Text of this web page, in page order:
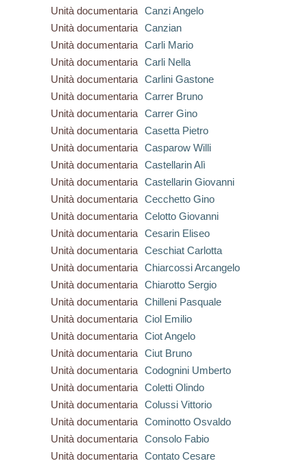
Unità documentaria
Canzi Angelo
Unità documentaria
Canzian
Unità documentaria
Carli Mario
Unità documentaria
Carli Nella
Unità documentaria
Carlini Gastone
Unità documentaria
Carrer Bruno
Unità documentaria
Carrer Gino
Unità documentaria
Casetta Pietro
Unità documentaria
Casparow Willi
Unità documentaria
Castellarin Alì
Unità documentaria
Castellarin Giovanni
Unità documentaria
Cecchetto Gino
Unità documentaria
Celotto Giovanni
Unità documentaria
Cesarin Eliseo
Unità documentaria
Ceschiat Carlotta
Unità documentaria
Chiarcossi Arcangelo
Unità documentaria
Chiarotto Sergio
Unità documentaria
Chilleni Pasquale
Unità documentaria
Ciol Emilio
Unità documentaria
Ciot Angelo
Unità documentaria
Ciut Bruno
Unità documentaria
Codognini Umberto
Unità documentaria
Coletti Olindo
Unità documentaria
Colussi Vittorio
Unità documentaria
Cominotto Osvaldo
Unità documentaria
Consolo Fabio
Unità documentaria
Contato Cesare